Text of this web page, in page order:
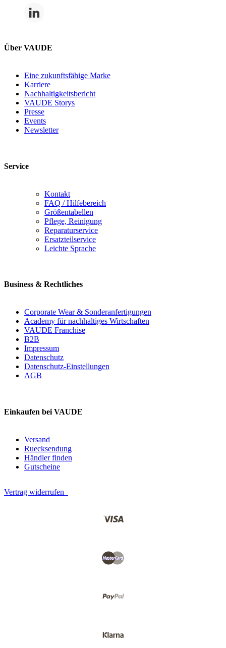
Über VAUDE
Eine zukunftsfähige Marke
Karriere
Nachhaltigkeitsbericht
VAUDE Storys
Presse
Events
Newsletter
Service
Kontakt
FAQ / Hilfebereich
Größentabellen
Pflege, Reinigung
Reparaturservice
Ersatzteilservice
Leichte Sprache
Business & Rechtliches
Corporate Wear & Sonderanfertigungen
Academy für nachhaltiges Wirtschaften
VAUDE Franchise
B2B
Impressum
Datenschutz
Datenschutz-Einstellungen
AGB
Einkaufen bei VAUDE
Versand
Ruecksendung
Händler finden
Gutscheine
Vertrag widerrufen